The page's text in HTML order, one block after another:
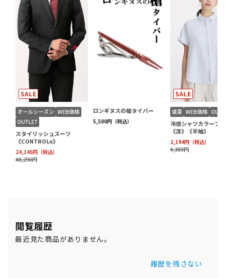
閲覧履歴
最近見た商品がありません。
履歴を残さない